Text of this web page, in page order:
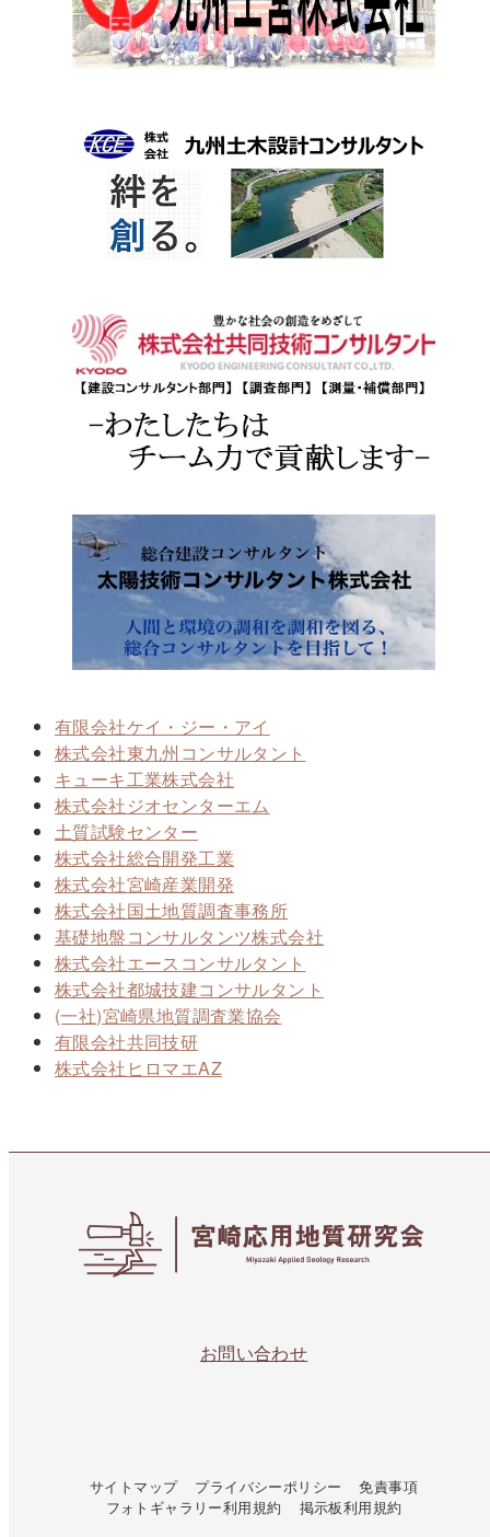
有限会社ケイ・ジー・アイ
株式会社東九州コンサルタント
キューキ工業株式会社
株式会社ジオセンターエム
土質試験センター
株式会社総合開発工業
株式会社宮崎産業開発
株式会社国土地質調査事務所
基礎地盤コンサルタンツ株式会社
株式会社エースコンサルタント
株式会社都城技建コンサルタント
(一社)宮崎県地質調査業協会
有限会社共同技研
株式会社ヒロマエAZ
お問い合わせ
サイトマップ プライバシーポリシー
免責事項
フォトギャラリー利用規約
掲示板利用規約